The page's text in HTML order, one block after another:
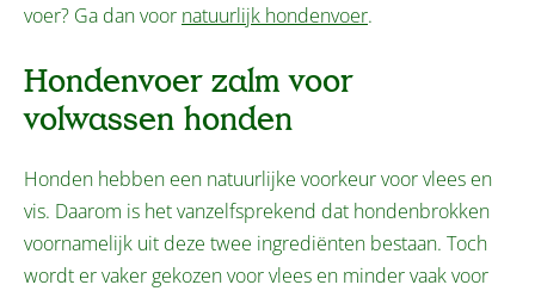
voer? Ga dan voor natuurlijk hondenvoer.
Hondenvoer zalm voor
volwassen honden
Honden hebben een natuurlijke voorkeur voor vlees en
vis. Daarom is het vanzelfsprekend dat hondenbrokken
voornamelijk uit deze twee ingrediënten bestaan. Toch
wordt er vaker gekozen voor vlees en minder vaak voor